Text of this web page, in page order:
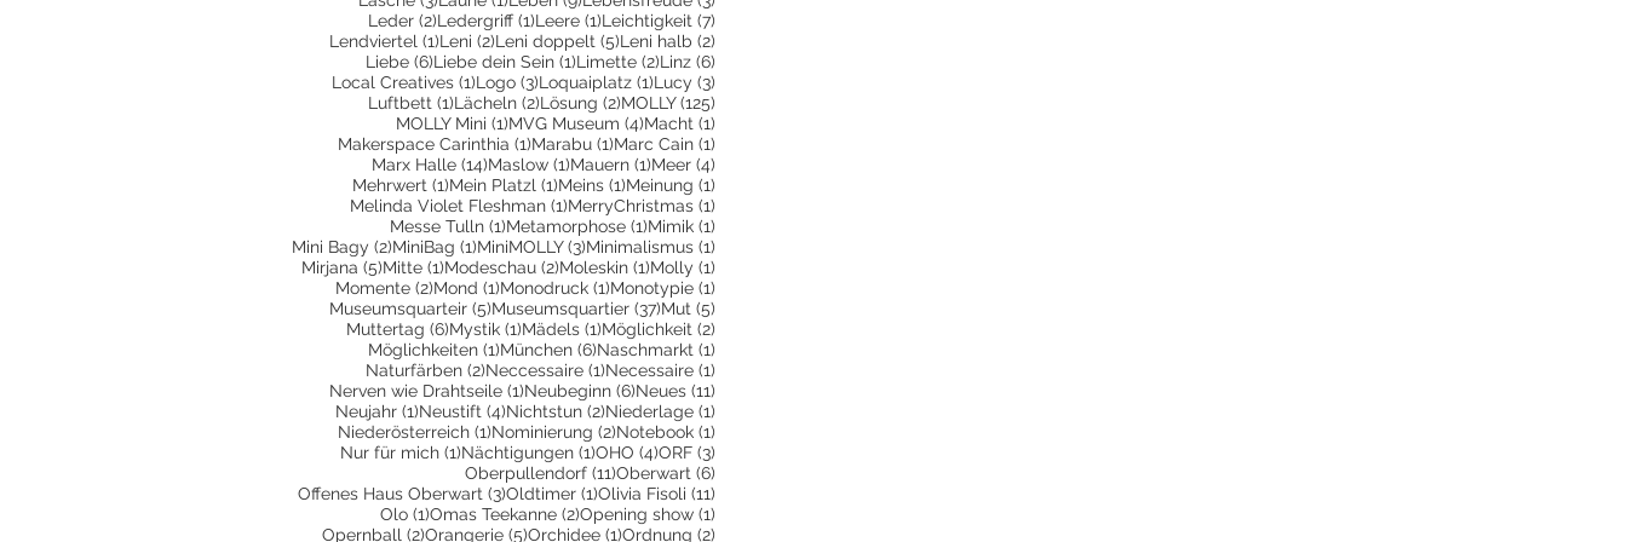
Leder (2)2 Beiträge
Ledergriff (1)1 Beitrag
Leere (1)1 Beitrag
Leichtigkeit (7)
Lendviertel (1)1 Beitrag
Leni (2)2 Beiträge
Leni doppelt (5)5 Beiträge
Leni halb (2)
Liebe (6)6 Beiträge
Liebe dein Sein (1)1 Beitrag
Limette (2)2 Beiträge
Linz (6)
Local Creatives (1)1 Beitrag
Logo (3)3 Beiträge
Loquaiplatz (1)1 Beitrag
Lucy (3)
Luftbett (1)1 Beitrag
Lächeln (2)2 Beiträge
Lösung (2)2 Beiträge
MOLLY (125)
MOLLY Mini (1)1 Beitrag
MVG Museum (4)4 Beiträge
Macht (1)
Makerspace Carinthia (1)1 Beitrag
Marabu (1)1 Beitrag
Marc Cain (1)
Marx Halle (14)14 Beiträge
Maslow (1)1 Beitrag
Mauern (1)1 Beitrag
Meer (4)
Mehrwert (1)1 Beitrag
Mein Platzl (1)1 Beitrag
Meins (1)1 Beitrag
Meinung (1)
Melinda Violet Fleshman (1)1 Beitrag
MerryChristmas (1)
Messe Tulln (1)1 Beitrag
Metamorphose (1)1 Beitrag
Mimik (1)
Mini Bagy (2)2 Beiträge
MiniBag (1)1 Beitrag
MiniMOLLY (3)3 Beiträge
Minimalismus (1)
Mirjana (5)5 Beiträge
Mitte (1)1 Beitrag
Modeschau (2)2 Beiträge
Moleskin (1)1 Beitrag
Molly (1)
Momente (2)2 Beiträge
Mond (1)1 Beitrag
Monodruck (1)1 Beitrag
Monotypie (1)
Museumsquarteir (5)5 Beiträge
Museumsquartier (37)37 Beiträge
Mut (5)
Muttertag (6)6 Beiträge
Mystik (1)1 Beitrag
Mädels (1)1 Beitrag
Möglichkeit (2)
Möglichkeiten (1)1 Beitrag
München (6)6 Beiträge
Naschmarkt (1)
Naturfärben (2)2 Beiträge
Neccessaire (1)1 Beitrag
Necessaire (1)
Nerven wie Drahtseile (1)1 Beitrag
Neubeginn (6)6 Beiträge
Neues (11)
Neujahr (1)1 Beitrag
Neustift (4)4 Beiträge
Nichtstun (2)2 Beiträge
Niederlage (1)
Niederösterreich (1)1 Beitrag
Nominierung (2)2 Beiträge
Notebook (1)
Nur für mich (1)1 Beitrag
Nächtigungen (1)1 Beitrag
OHO (4)4 Beiträge
ORF (3)
Oberpullendorf (11)11 Beiträge
Oberwart (6)
Offenes Haus Oberwart (3)3 Beiträge
Oldtimer (1)1 Beitrag
Olivia Fisoli (11)
Olo (1)1 Beitrag
Omas Teekanne (2)2 Beiträge
Opening show (1)
Opernball (2)2 Beiträge
Orangerie (5)5 Beiträge
Orchidee (1)1 Beitrag
Ordnung (2)